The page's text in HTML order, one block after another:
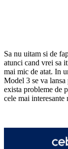
Sa nu uitam si de
atunci cand vrei sa
mai mic de atat. In
Model 3 se va lansa
exista probleme de
cele mai